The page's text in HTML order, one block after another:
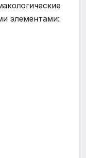
элементами: